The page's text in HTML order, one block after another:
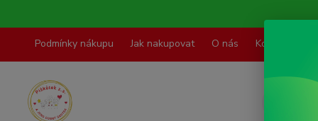
Podmínky nákupu Jak nakupovat O nás Kontakty